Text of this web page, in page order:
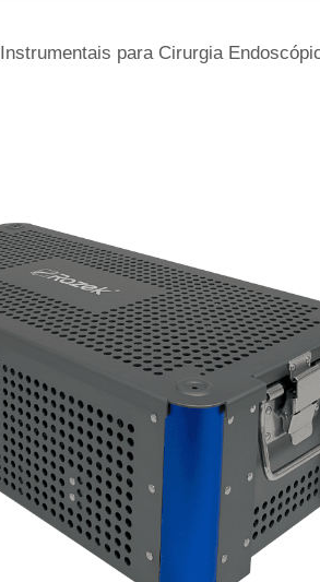
Instrumentais para Cirurgia